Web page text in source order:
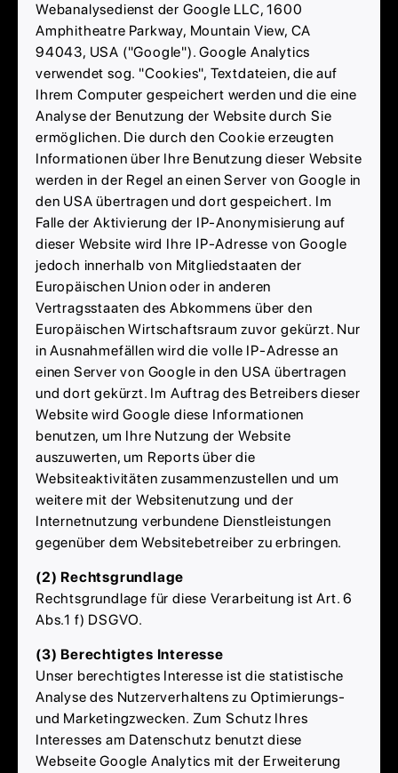
Webanalysedienst der Google LLC, 1600
Amphitheatre Parkway, Mountain View, CA
94043, USA ("Google"). Google Analytics
verwendet sog. "Cookies", Textdateien, die auf
Ihrem Computer gespeichert werden und die eine
Analyse der Benutzung der Website durch Sie
ermöglichen. Die durch den Cookie erzeugten
Informationen über Ihre Benutzung dieser Website
werden in der Regel an einen Server von Google in
den USA übertragen und dort gespeichert. Im
Falle der Aktivierung der IP-Anonymisierung auf
dieser Website wird Ihre IP-Adresse von Google
jedoch innerhalb von Mitgliedstaaten der
Europäischen Union oder in anderen
Vertragsstaaten des Abkommens über den
Europäischen Wirtschaftsraum zuvor gekürzt. Nur
in Ausnahmefällen wird die volle IP-Adresse an
einen Server von Google in den USA übertragen
und dort gekürzt. Im Auftrag des Betreibers dieser
Website wird Google diese Informationen
benutzen, um Ihre Nutzung der Website
auszuwerten, um Reports über die
Websiteaktivitäten zusammenzustellen und um
weitere mit der Websitenutzung und der
Internetnutzung verbundene Dienstleistungen
gegenüber dem Websitebetreiber zu erbringen.
(2) Rechtsgrundlage
Rechtsgrundlage für diese Verarbeitung ist Art. 6
Abs.1 f) DSGVO.
(3) Berechtigtes Interesse
Unser berechtigtes Interesse ist die statistische
Analyse des Nutzerverhaltens zu Optimierungs-
und Marketingzwecken. Zum Schutz Ihres
Interesses am Datenschutz benutzt diese
Webseite Google Analytics mit der Erweiterung